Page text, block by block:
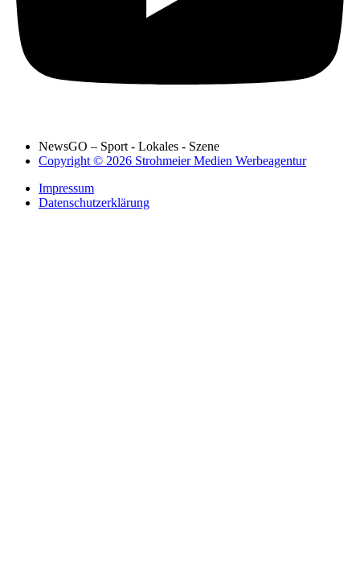
NewsGO – Sport - Lokales - Szene
Copyright © 2026 Strohmeier Medien Werbeagentur
Impressum
Datenschutzerklärung